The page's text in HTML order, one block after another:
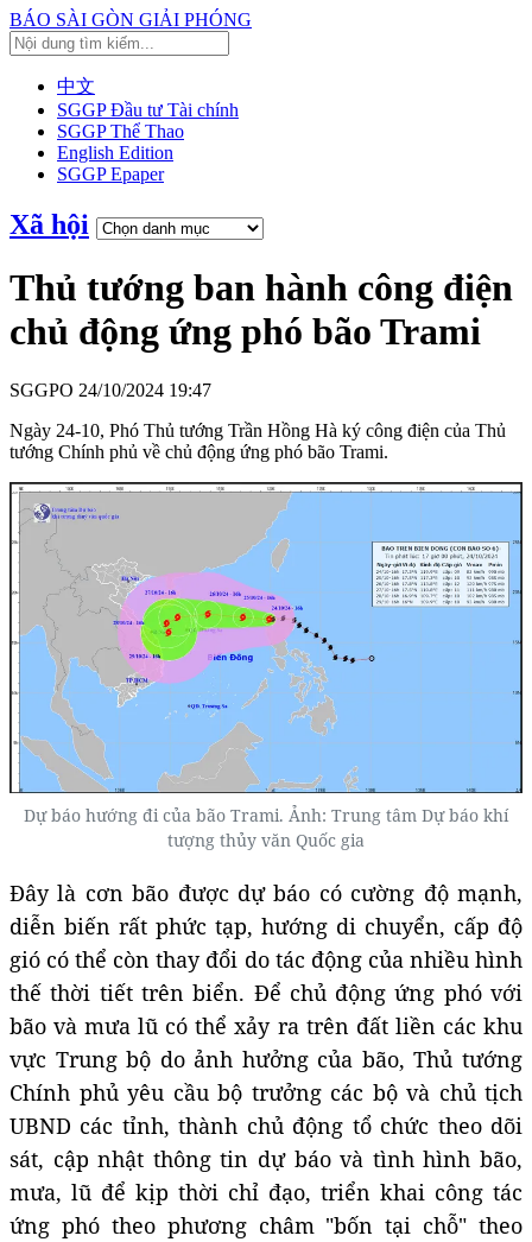
BÁO SÀI GÒN GIẢI PHÓNG
中文
SGGP Đầu tư Tài chính
SGGP Thể Thao
English Edition
SGGP Epaper
Xã hội
Thủ tướng ban hành công điện
chủ động ứng phó bão Trami
SGGPO 24/10/2024 19:47
Ngày 24-10, Phó Thủ tướng Trần Hồng Hà ký công điện của Thủ
tướng Chính phủ về chủ động ứng phó bão Trami.
Dự báo hướng đi của bão Trami. Ảnh: Trung tâm Dự báo khí
tượng thủy văn Quốc gia
Đây là cơn bão được dự báo có cường độ mạnh,
diễn biến rất phức tạp, hướng di chuyển, cấp độ
gió có thể còn thay đổi do tác động của nhiều hình
thế thời tiết trên biển. Để chủ động ứng phó với
bão và mưa lũ có thể xảy ra trên đất liền các khu
vực Trung bộ do ảnh hưởng của bão, Thủ tướng
Chính phủ yêu cầu bộ trưởng các bộ và chủ tịch
UBND các tỉnh, thành chủ động tổ chức theo dõi
sát, cập nhật thông tin dự báo và tình hình bão,
mưa, lũ để kịp thời chỉ đạo, triển khai công tác
ứng phó theo phương châm "bốn tại chỗ" theo